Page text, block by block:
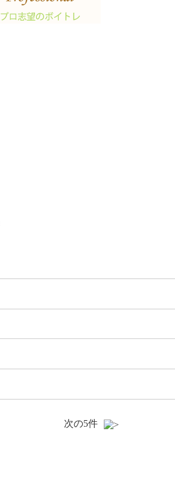
次の5件